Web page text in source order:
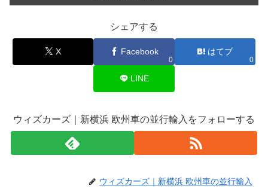
シェアする
X Facebook
0
はてブ
0
LINE
ウィズカーズ｜新横浜 欧州車の並行輸入をフォローする
ウィズカーズ｜新横浜 欧州車の並行輸入